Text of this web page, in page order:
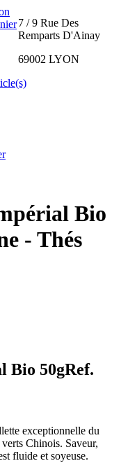
7 / 9 Rue Des
Remparts D'Ainay
69002 LYON
Bio
- Thés
Bio 50gRef.
exceptionnelle du
Chinois. Saveur,
fluide et soyeuse.